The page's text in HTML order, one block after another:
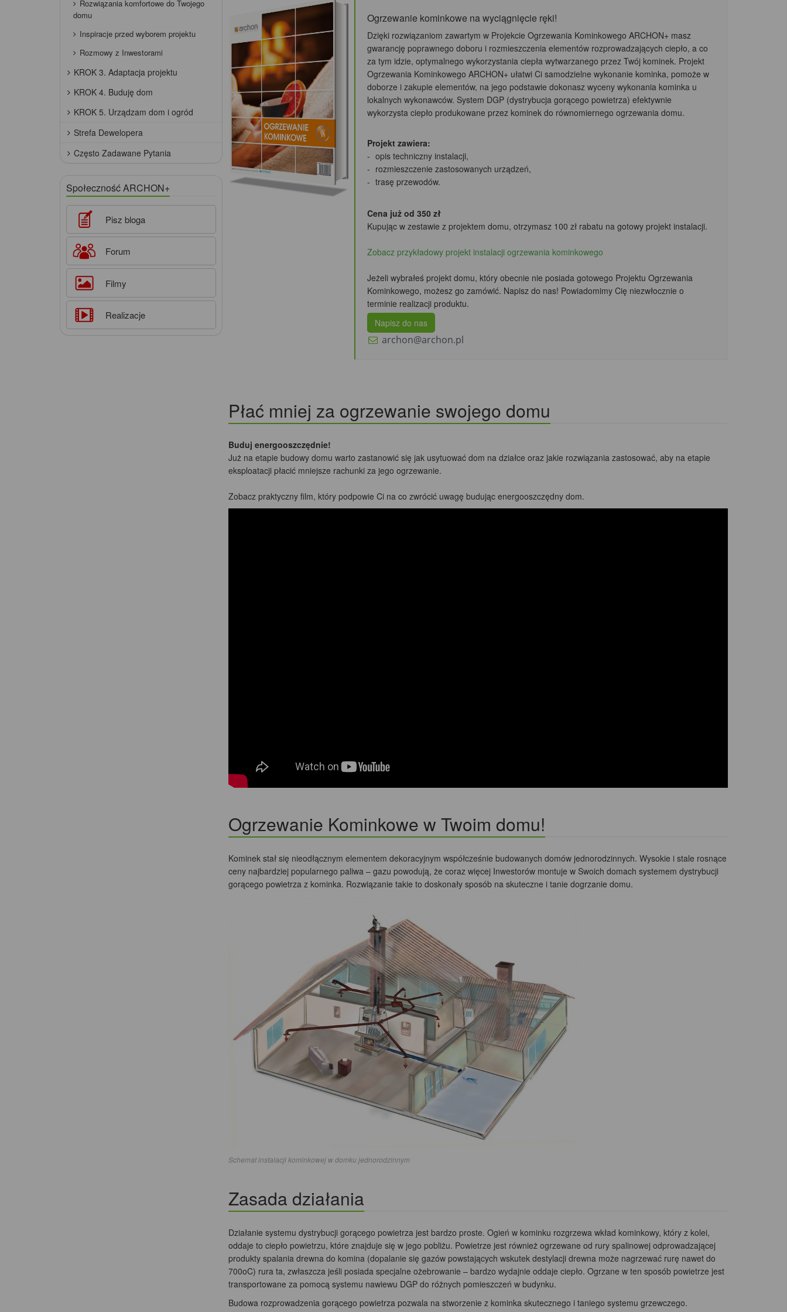
Ogrzewanie kominkowe na wyciągnięcie ręki!
Dzięki rozwiązaniom zawartym w Projekcie Ogrzewania Kominkowego ARCHON+ masz
gwarancję poprawnego doboru i rozmieszczenia elementów rozprowadzających ciepło, a co
za tym idzie, optymalnego wykorzystania ciepła wytwarzanego przez Twój kominek. Projekt
Ogrzewania Kominkowego ARCHON+ ułatwi Ci samodzielne wykonanie kominka, pomoże w
doborze i zakupie elementów, na jego podstawie dokonasz wyceny wykonania kominka u
lokalnych wykonawców. System DGP (dystrybucja gorącego powietrza) efektywnie
wykorzysta ciepło produkowane przez kominek do równomiernego ogrzewania domu.
Projekt zawiera:
opis techniczny instalacji,
rozmieszczenie zastosowanych urządzeń,
trasę przewodów.
Cena już od 350 zł
Kupując w zestawie z projektem domu, otrzymasz 100 zł rabatu na gotowy projekt instalacji.
Zobacz przykładowy projekt instalacji ogrzewania kominkowego
Jeżeli wybrałeś projekt domu, który obecnie nie posiada gotowego Projektu Ogrzewania
Kominkowego, możesz go zamówić. Napisz do nas! Powiadomimy Cię niezwłocznie o
terminie realizacji produktu.
Napisz do nas
archon@archon.pl
Płać mniej za ogrzewanie swojego domu
Buduj energooszczędnie!
Już na etapie budowy domu warto zastanowić się jak usytuować dom na działce oraz jakie rozwiązania zastosować, aby na etapie
eksploatacji płacić mniejsze rachunki za jego ogrzewanie.
Zobacz praktyczny film, który podpowie Ci na co zwrócić uwagę budując energooszczędny dom.
Ogrzewanie Kominkowe w Twoim domu!
Kominek stał się nieodłącznym elementem dekoracyjnym współcześnie budowanych domów jednorodzinnych. Wysokie i stale rosnące
ceny najbardziej popularnego paliwa – gazu powodują, że coraz więcej Inwestorów montuje w Swoich domach systemem dystrybucji
gorącego powietrza z kominka. Rozwiązanie takie to doskonały sposób na skuteczne i tanie dogrzanie domu.
Schemat instalacji kominkowej w domku jednorodzinnym
Zasada działania
Działanie systemu dystrybucji gorącego powietrza jest bardzo proste. Ogień w kominku rozgrzewa wkład kominkowy, który z kolei,
oddaje to ciepło powietrzu, które znajduje się w jego pobliżu. Powietrze jest również ogrzewane od rury spalinowej odprowadzającej
produkty spalania drewna do komina (dopalanie się gazów powstających wskutek destylacji drewna może nagrzewać rurę nawet do
700oC) rura ta, zwłaszcza jeśli posiada specjalne ożebrowanie – bardzo wydajnie oddaje ciepło. Ogrzane w ten sposób powietrze jest
transportowane za pomocą systemu nawiewu DGP do różnych pomieszczeń w budynku.
Budowa rozprowadzenia gorącego powietrza pozwala na stworzenie z kominka skutecznego i taniego systemu grzewczego.
Rozwiązania komfortowe do Twojego
domu
Inspiracje przed wyborem projektu
Rozmowy z Inwestorami
KROK 3. Adaptacja projektu
KROK 4. Buduję dom
KROK 5. Urządzam dom i ogród
Strefa Dewelopera
Często Zadawane Pytania
Społeczność ARCHON+
Pisz bloga
Forum
Filmy
Realizacje